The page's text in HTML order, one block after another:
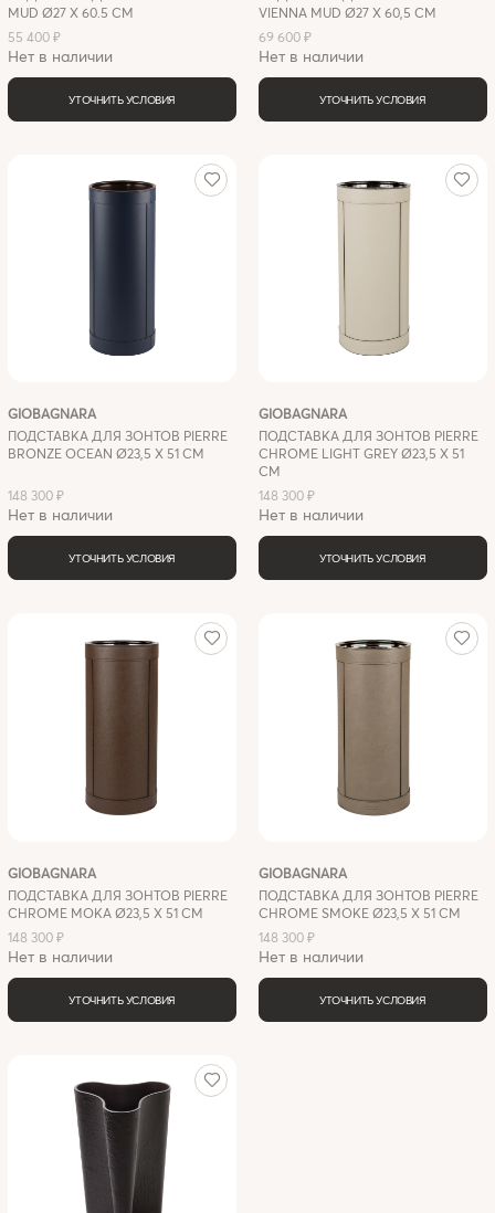
MUD Ø27 X 60.5 СМ
55 400 ₽
Нет в наличии
УТОЧНИТЬ УСЛОВИЯ
VIENNA MUD Ø27 X 60,5 СМ
69 600 ₽
Нет в наличии
УТОЧНИТЬ УСЛОВИЯ
GIOBAGNARA
ПОДСТАВКА ДЛЯ ЗОНТОВ PIERRE
BRONZE OCEAN Ø23,5 X 51 СМ
148 300 ₽
Нет в наличии
УТОЧНИТЬ УСЛОВИЯ
GIOBAGNARA
ПОДСТАВКА ДЛЯ ЗОНТОВ PIERRE
CHROME LIGHT GREY Ø23,5 X 51
СМ
148 300 ₽
Нет в наличии
УТОЧНИТЬ УСЛОВИЯ
GIOBAGNARA
ПОДСТАВКА ДЛЯ ЗОНТОВ PIERRE
CHROME MOKA Ø23,5 X 51 СМ
148 300 ₽
Нет в наличии
УТОЧНИТЬ УСЛОВИЯ
GIOBAGNARA
ПОДСТАВКА ДЛЯ ЗОНТОВ PIERRE
CHROME SMOKE Ø23,5 X 51 СМ
148 300 ₽
Нет в наличии
УТОЧНИТЬ УСЛОВИЯ